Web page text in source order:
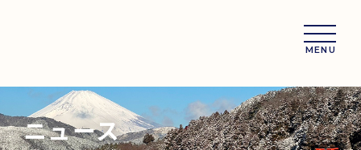
MENU
ニュース